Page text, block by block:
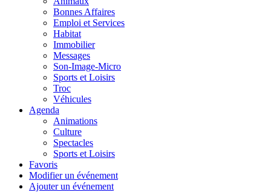
Bonnes Affaires
Emploi et Services
Habitat
Immobilier
Messages
Son-Image-Micro
Sports et Loisirs
Troc
Véhicules
Agenda
Animations
Culture
Spectacles
Sports et Loisirs
Favoris
Modifier un événement
Ajouter un événement